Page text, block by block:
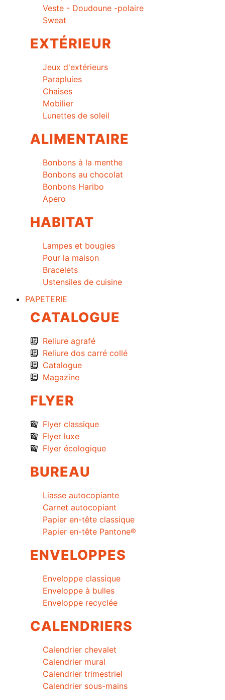
Veste - Doudoune -polaire
Sweat
EXTÉRIEUR
Jeux d'extérieurs
Parapluies
Chaises
Mobilier
Lunettes de soleil
ALIMENTAIRE
Bonbons à la menthe
Bonbons au chocolat
Bonbons Haribo
Apero
HABITAT
Lampes et bougies
Pour la maison
Bracelets
Ustensiles de cuisine
PAPETERIE
CATALOGUE
Reliure agrafé
Reliure dos carré collé
Catalogue
Magazine
FLYER
Flyer classique
Flyer luxe
Flyer écologique
BUREAU
Liasse autocopiante
Carnet autocopiant
Papier en-tête classique
Papier en-tête Pantone®
ENVELOPPES
Enveloppe classique
Enveloppe à bulles
Enveloppe recyclée
CALENDRIERS
Calendrier chevalet
Calendrier mural
Calendrier trimestriel
Calendrier sous-mains